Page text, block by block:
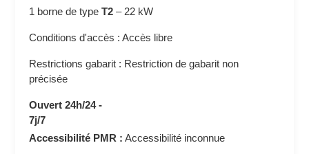
1 borne de typeT2 – 22 kW
Conditions d'accès : Accès libre
Restrictions gabarit : Restriction de gabarit non
précisée
Ouvert 24h/24 -
7j/7
Accessibilité PMR : Accessibilité inconnue